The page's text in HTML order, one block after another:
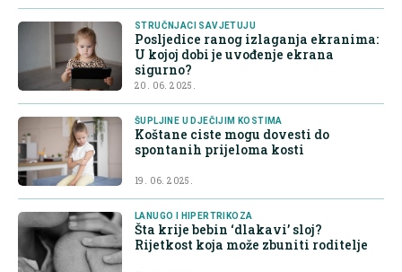
STRUČNJACI SAVJETUJU
Posljedice ranog izlaganja ekranima:
U kojoj dobi je uvođenje ekrana
sigurno?
20. 06. 2025.
ŠUPLJINE U DJEČIJIM KOSTIMA
Koštane ciste mogu dovesti do
spontanih prijeloma kosti
19. 06. 2025.
LANUGO I HIPERTRIKOZA
Šta krije bebin ‘dlakavi’ sloj?
Rijetkost koja može zbuniti roditelje